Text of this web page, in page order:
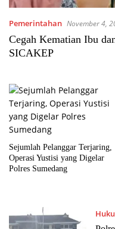
Pemerintahan November 4,
Cegah Kematian Ibu
SICAKEP
Sejumlah Pelanggar Terjaring,
Operasi Yustisi yang Digelar
Polres Sumedang